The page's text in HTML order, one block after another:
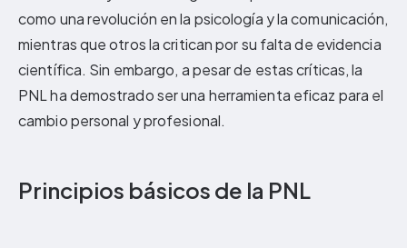
como una revolución en la psicología y la comunicación,
mientras que otros la critican por su falta de evidencia
científica. Sin embargo, a pesar de estas críticas, la
PNL ha demostrado ser una herramienta eficaz para el
cambio personal y profesional.
Principios básicos de la PNL